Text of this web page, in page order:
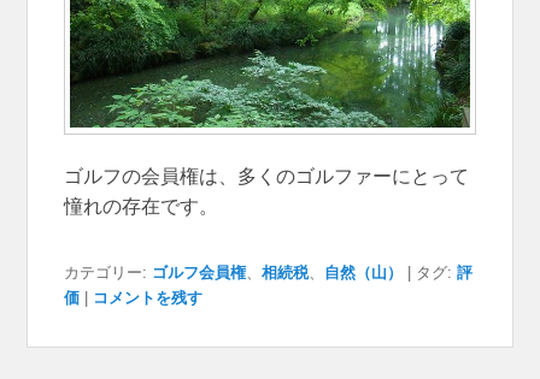
ゴルフの会員権は、多くのゴルファーにとって
憧れの存在です。
カテゴリー: ゴルフ会員権、相続税、 自然（山） | タグ: 評
価 | コメントを残す